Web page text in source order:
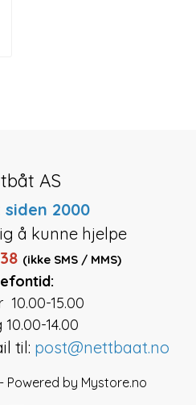
AS
2000
å kunne hjelpe
(ikke SMS / MMS)
10.00-15.00
14.00
til: post@nettbaat.no
Powered by Mystore.no